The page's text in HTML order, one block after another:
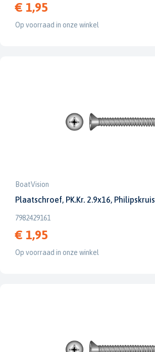
€ 1,95
Op voorraad in onze winkel
BoatVision
Plaatschroef, PK.Kr. 2.9x16, Philipskruis
7982429161
€ 1,95
Op voorraad in onze winkel